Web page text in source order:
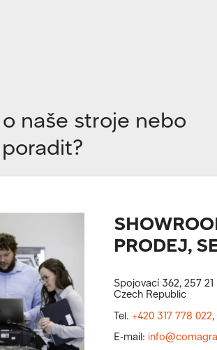
naše stroje nebo
PRODEJ,
Spojovací 362, 257
Czech Republic
Tel. +420 317 778 022,
E-mail: